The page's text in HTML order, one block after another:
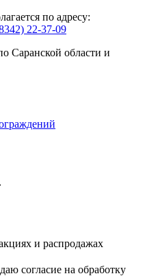
по адресу:
22-37-09
Саранской области и
и распродажах
согласие на обработку